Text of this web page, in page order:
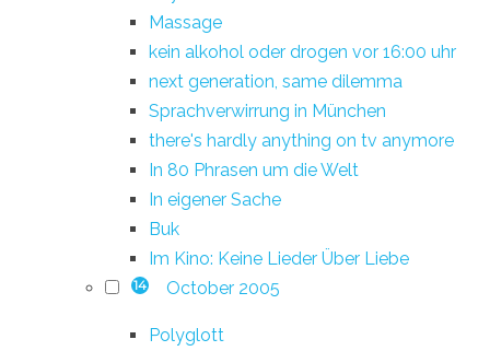
Massage
kein alkohol oder drogen vor 16:00 uhr
next generation, same dilemma
Sprachverwirrung in München
there's hardly anything on tv anymore
In 80 Phrasen um die Welt
In eigener Sache
Buk
Im Kino: Keine Lieder Über Liebe
14 October 2005
Polyglott